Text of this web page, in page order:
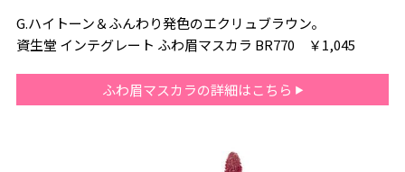
G.ハイトーン＆ふんわり発色のエクリュブラウン。
資生堂 インテグレート ふわ眉マスカラ BR770 ￥1,045
ふわ眉マスカラの詳細はこちら